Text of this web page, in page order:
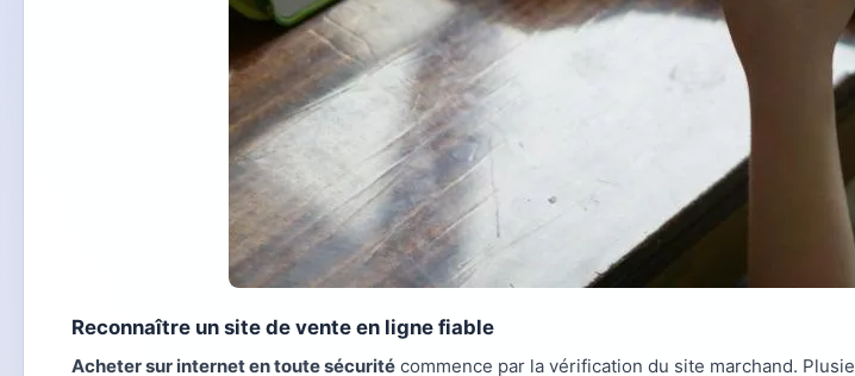
Reconnaître un site de vente en ligne fiable
Acheter sur internet en toute sécurité commence par la vérification du site marchand.